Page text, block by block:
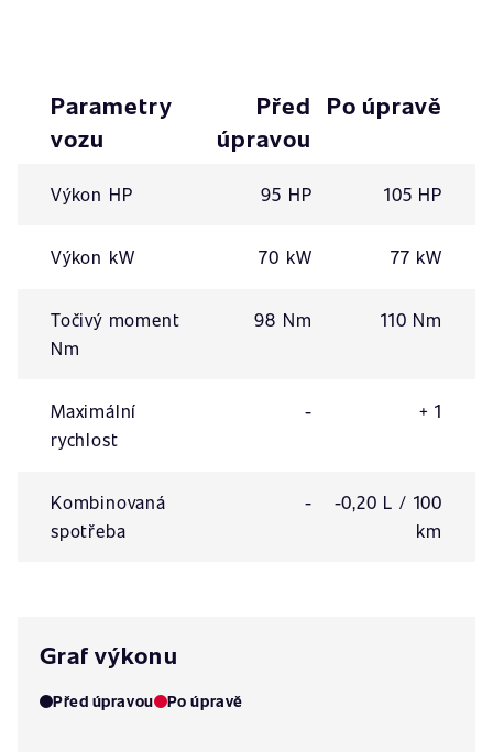
Parametry
vozu
Před
úpravou
Po úpravě
Výkon HP 95 HP 105 HP
Výkon kW 70 kW 77 kW
Točivý moment
Nm
98 Nm 110 Nm
Maximální
rychlost
- + 1
Kombinovaná
spotřeba
-
-0,20 L / 100
km
Graf výkonu
Před úpravou Po úpravě